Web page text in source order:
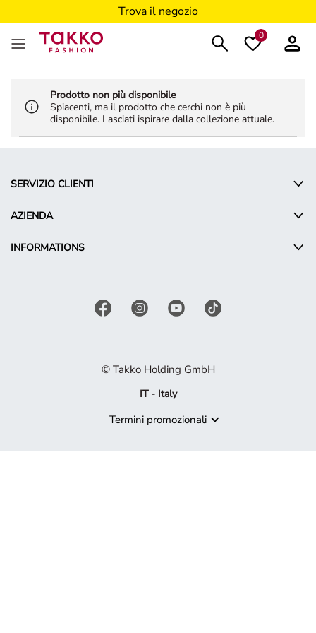
Trova il negozio
0
Prodotto non più disponibile
Spiacenti, ma il prodotto che cerchi non è più
disponibile. Lasciati ispirare dalla collezione attuale.
SERVIZIO CLIENTI
AZIENDA
INFORMATIONS
© Takko Holding GmbH
IT - Italy
Termini promozionali